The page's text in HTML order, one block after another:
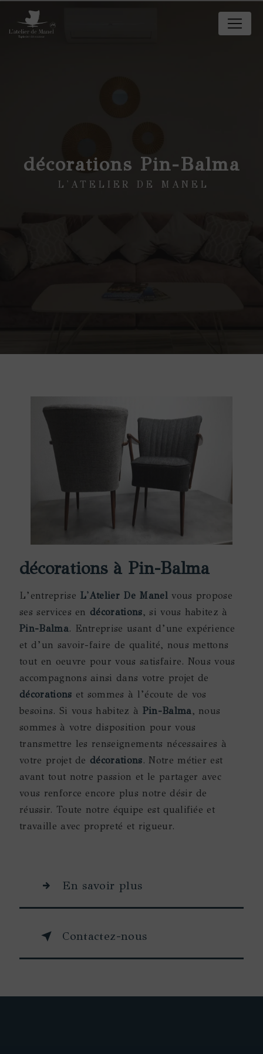
décorations Pin-Balma
L'ATELIER DE MANEL
décorations à Pin-Balma
L’entreprise L'Atelier De Manelvous propose
ses services en décorations, si vous habitez à
Pin-Balma. Entreprise usant d’une expérience
et d’un savoir-faire de qualité, nous mettons
tout en oeuvre pour vous satisfaire. Nous vous
accompagnons ainsi dans votre projet de
décorations et sommes à l’écoute de vos
besoins. Si vous habitez à Pin-Balma, nous
sommes à votre disposition pour vous
transmettre les renseignements nécessaires à
votre projet de décorations. Notre métier est
avant tout notre passion et le partager avec
vous renforce encore plus notre désir de
réussir. Toute notre équipe est qualifiée et
travaille avec propreté et rigueur.
En savoir plus
Contactez-nous
Panneau de gestion des cookies